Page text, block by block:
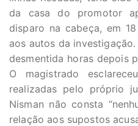
da casa do promotor
disparo na cabeça, em
aos autos da
desmentida horas depois
O magistrado
realizadas pelo próprio
Nisman não consta
relação aos supostos